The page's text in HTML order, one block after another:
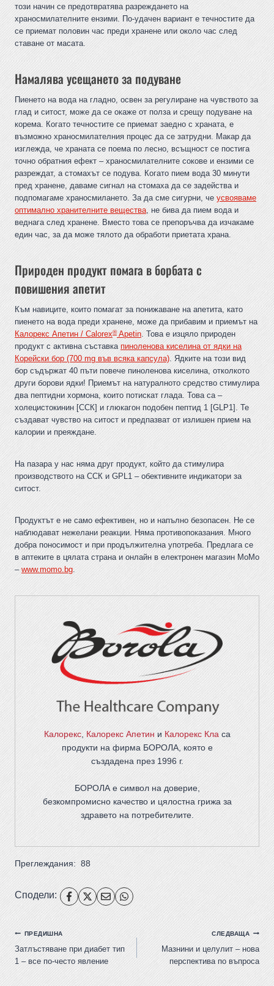
този начин се предотвратява разреждането на
храносмилателните ензими. По-удачен вариант е течностите да
се приемат половин час преди хранене или около час след
ставане от масата.
Намалява усещането за подуване
Пиенето на вода на гладно, освен за регулиране на чувството за
глад и ситост, може да се окаже от полза и срещу подуване на
корема. Когато течностите се приемат заедно с храната, е
възможно храносмилателния процес да се затрудни. Макар да
изглежда, че храната се поема по лесно, всъщност се постига
точно обратния ефект – храносмилателните сокове и ензими се
разреждат, а стомахът се подува. Когато пием вода 30 минути
пред хранене, даваме сигнал на стомаха да се задейства и
подпомагаме храносмилането. За да сме сигурни, чеусвояваме
оптимално хранителните вещества, не бива да пием вода и
веднага след хранене. Вместо това се препоръчва да изчакаме
един час, за да може тялото да обработи приетата храна.
Природен продукт помага в борбата с
повишения апетит
Към навиците, които помагат за понижаване на апетита, като
пиенето на вода преди хранене, може да прибавим и приемът на
Калорекс Апетин / Calorex®Apetin. Това е изцяло природен
продукт с активна съставка пиноленова киселина от ядки на
Корейски бор (700 mg във всяка капсула). Ядките на този вид
бор съдържат 40 пъти повече пиноленова киселина, отколкото
други борови ядки! Приемът на натуралното средство стимулира
два пептидни хормона, които потискат глада. Това са –
холецистокинин [ССК] и глюкагон подобен пептид 1 [GLP1]. Те
създават чувство на ситост и предпазват от излишен прием на
калории и преяждане.
На пазара у нас няма друг продукт, който да стимулира
производството на ССК и GPL1 – обективните индикатори за
ситост.
Продуктът е не само ефективен, но и напълно безопасен. Не се
наблюдават нежелани реакции. Няма противопоказания. Много
добра поносимост и при продължителна употреба. Предлага се
в аптеките в цялата страна и онлайн в електронен магазин МоМо
–www.momo.bg.
Калорекс, Калорекс Апетин и Калорекс Класа
продукти на фирма БОРОЛА, която е
създадена през 1996 г.
БОРОЛА е символ на доверие,
безкомпромисно качество и цялостна грижа за
здравето на потребителите.
Преглеждания: 88
Сподели:
ПРЕДИШНА
Затлъстяване при диабет тип
1 – все по-често явление
СЛЕДВАЩА
Мазнини и целулит – нова
перспектива по въпроса